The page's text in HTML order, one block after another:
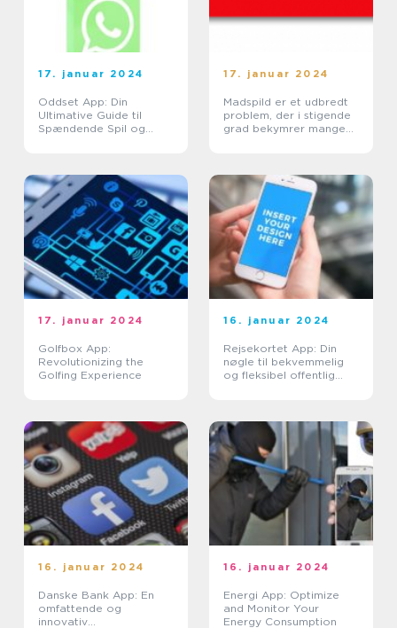
17. januar 2024
Oddset App: Din
Ultimative Guide til
Spændende Spil og
17. januar 2024
Madspild er et udbredt
problem, der i stigende
grad bekymrer mange
17. januar 2024
Golfbox App:
Revolutionizing the
Golfing Experience
16. januar 2024
Rejsekortet App: Din
nøgle til bekvemmelig
og fleksibel offentlig
16. januar 2024
Danske Bank App: En
omfattende og
innovativ
16. januar 2024
Energi App: Optimize
and Monitor Your
Energy Consumption